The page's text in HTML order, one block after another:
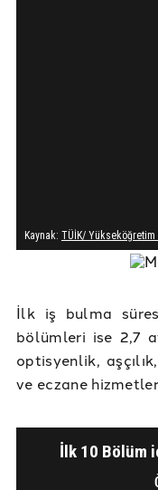
İlk iş bulma
bölümleri ise 2,7
optisyenlik,
ve eczane